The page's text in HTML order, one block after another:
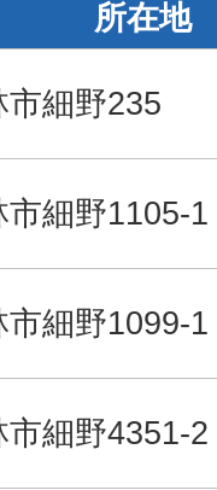
所在地
市細野235
市細野1105-1
市細野1099-1
市細野4351-2